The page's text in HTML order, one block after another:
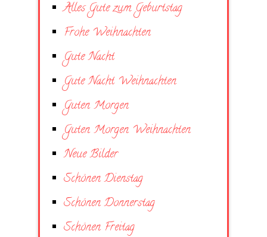
Alles Gute zum Geburtstag
Frohe Weihnachten
Gute Nacht
Gute Nacht Weihnachten
Guten Morgen
Guten Morgen Weihnachten
Neue Bilder
Schönen Dienstag
Schönen Donnerstag
Schönen Freitag